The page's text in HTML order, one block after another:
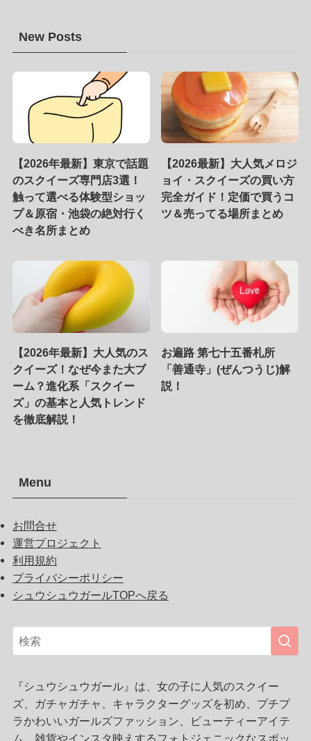
New Posts
【2026年最新】東京で話題
のスクイーズ専門店3選！
触って選べる体験型ショッ
プ＆原宿・池袋の絶対行く
べき名所まとめ
【2026最新】大人気メロジ
ョイ・スクイーズの買い方
完全ガイド！定価で買うコ
ツ＆売ってる場所まとめ
【2026年最新】大人気のス
クイーズ！なぜ今また大ブ
ーム？進化系「スクイー
ズ」の基本と人気トレンド
を徹底解説！
お遍路 第七十五番札所
「善通寺」(ぜんつうじ)解
説！
Menu
お問合せ
運営プロジェクト
利用規約
プライバシーポリシー
シュウシュウガールTOPへ戻る
『シュウシュウガール』は、女の子に人気のスクイー
ズ、ガチャガチャ、キャラクターグッズを初め、プチプ
ラかわいいガールズファッション、ビューティーアイテ
ム、雑貨やインスタ映えするフォトジェニックなスポッ